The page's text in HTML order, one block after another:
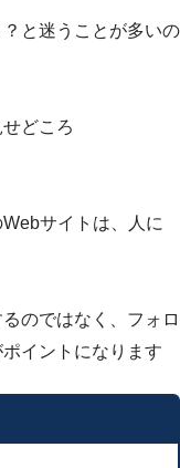
と迷うことが多いの
どころ
サイトは、人に
のではなく、フォロ
イントになります